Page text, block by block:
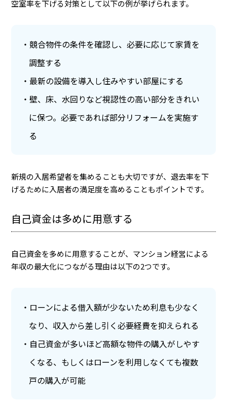
空室率を下げる対策として以下の例が挙げられます。
競合物件の条件を確認し、必要に応じて家賃を
調整する
最新の設備を導入し住みやすい部屋にする
壁、床、水回りなど視認性の高い部分をきれい
に保つ。必要であれば部分リフォームを実施す
る
新規の入居希望者を集めることも大切ですが、退去率を下
げるために入居者の満足度を高めることもポイントです。
自己資金は多めに用意する
自己資金を多めに用意することが、マンション経営による
年収の最大化につながる理由は以下の2つです。
ローンによる借入額が少ないため利息も少なく
なり、収入から差し引く必要経費を抑えられる
自己資金が多いほど高額な物件の購入がしやす
くなる、もしくはローンを利用しなくても複数
戸の購入が可能